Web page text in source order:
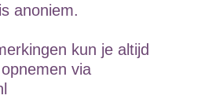
anoniem.
kun je altijd
via